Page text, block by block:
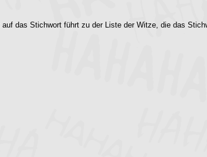
das Stichwort führt zu der Liste der Witze, die das